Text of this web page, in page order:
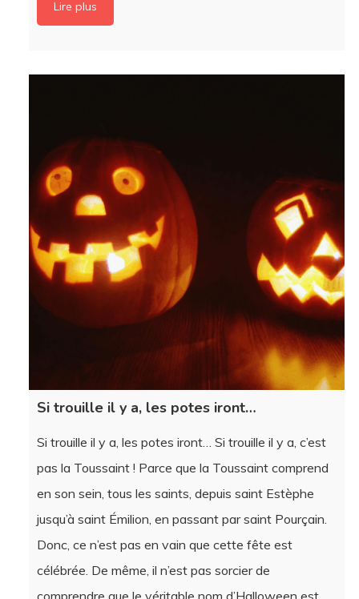
Si trouille il y a, les potes iront…
Si trouille il y a, les potes iront… Si trouille il y a, c’est
en son sein, tous les saints, depuis saint Estèphe
jusqu’à saint Émilion, en passant par saint Pourçain.
Donc, ce n’est pas en vain que cette fête est
célébrée. De même, il n’est pas sorcier de
comprendre que le véritable nom d’Halloween est
Holly win, c’est-à-dire « tous les saints sont